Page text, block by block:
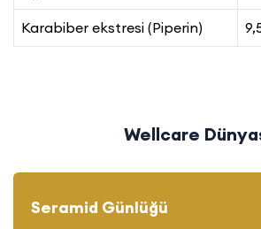
Karabiber ekstresi (Piperin)
Wellcare
Seramid Günlüğü